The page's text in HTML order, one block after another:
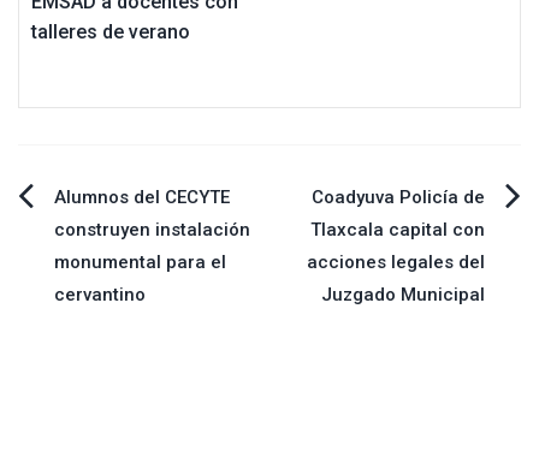
talleres de verano
Navegación
de
Alumnos del CECYTE
construyen instalación
monumental para el
cervantino
Coadyuva Policía de
Tlaxcala capital con
acciones legales del
Juzgado Municipal